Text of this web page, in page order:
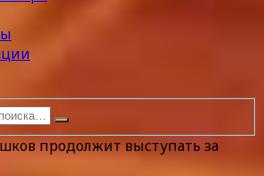
продолжит выступать за